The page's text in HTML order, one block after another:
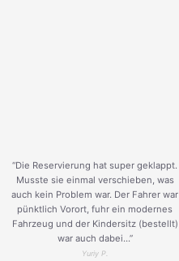
“Die Reservierung hat super geklappt.
Musste sie einmal verschieben, was
auch kein Problem war. Der Fahrer war
pünktlich Vorort, fuhr ein modernes
Fahrzeug und der Kindersitz (bestellt)
war auch dabei...”
Yuriy P.